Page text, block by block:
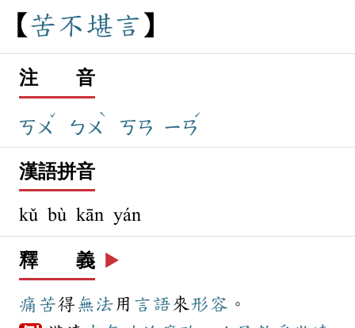
苦不堪言
注 音
ㄎㄨ
ˇ
ㄅㄨ
ˋ
ㄎㄢ ㄧㄢ
ˊ
漢語拼音
kǔ bù kān yán
釋 義 ▶️
痛苦得無法 用 言語來形容 。